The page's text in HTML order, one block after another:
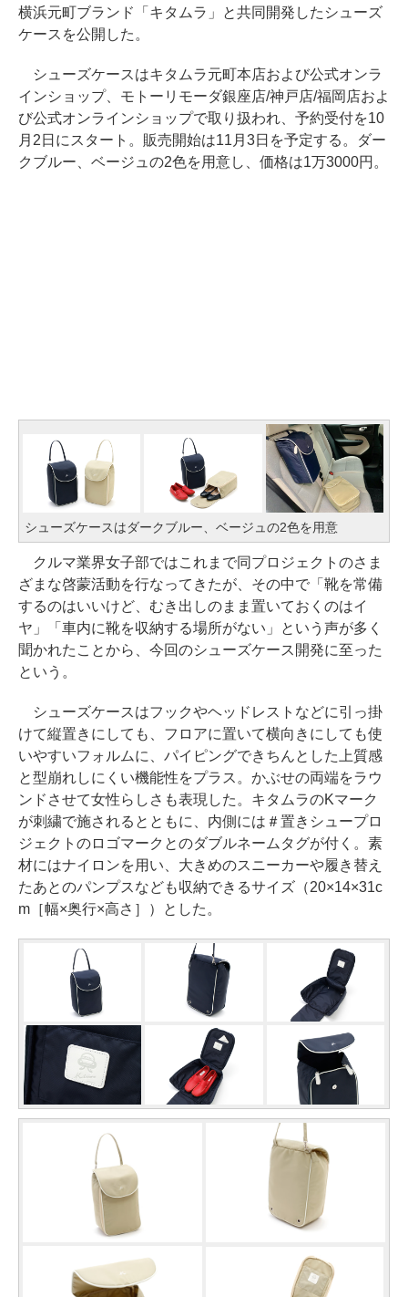
横浜元町ブランド「キタムラ」と共同開発したシューズ
ケースを公開した。
シューズケースはキタムラ元町本店および公式オンラ
インショップ、モトーリモーダ銀座店/神戸店/福岡店およ
び公式オンラインショップで取り扱われ、予約受付を10
月2日にスタート。販売開始は11月3日を予定する。ダー
クブルー、ベージュの2色を用意し、価格は1万3000円。
シューズケースはダークブルー、ベージュの2色を用意
クルマ業界女子部ではこれまで同プロジェクトのさま
ざまな啓蒙活動を行なってきたが、その中で「靴を常備
するのはいいけど、むき出しのまま置いておくのはイ
ヤ」「車内に靴を収納する場所がない」という声が多く
聞かれたことから、今回のシューズケース開発に至った
という。
シューズケースはフックやヘッドレストなどに引っ掛
けて縦置きにしても、フロアに置いて横向きにしても使
いやすいフォルムに、パイピングできちんとした上質感
と型崩れしにくい機能性をプラス。かぶせの両端をラウ
ンドさせて女性らしさも表現した。キタムラのKマーク
が刺繍で施されるとともに、内側には＃置きシュープロ
ジェクトのロゴマークとのダブルネームタグが付く。素
材にはナイロンを用い、大きめのスニーカーや履き替え
たあとのパンプスなども収納できるサイズ（20×14×31c
m［幅×奥行×高さ］）とした。